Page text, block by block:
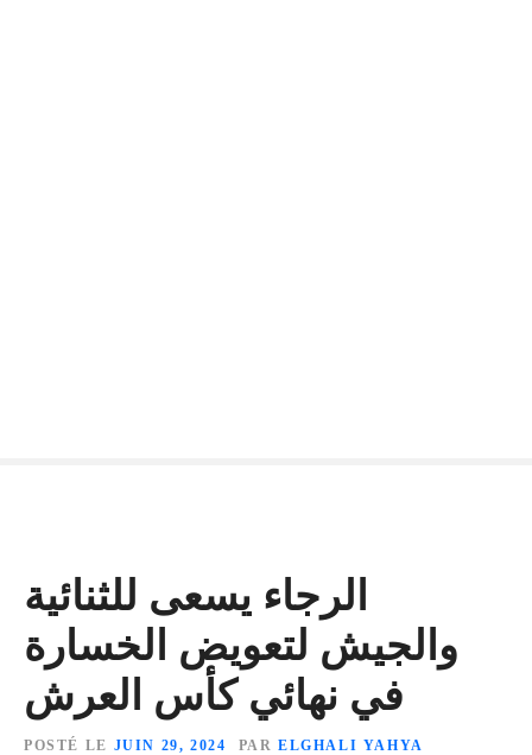
الرجاء يسعى للثنائية
والجيش لتعويض الخسارة
في نهائي كأس العرش
POSTÉ LE JUIN 29, 2024 PAR ELGHALI YAHYA